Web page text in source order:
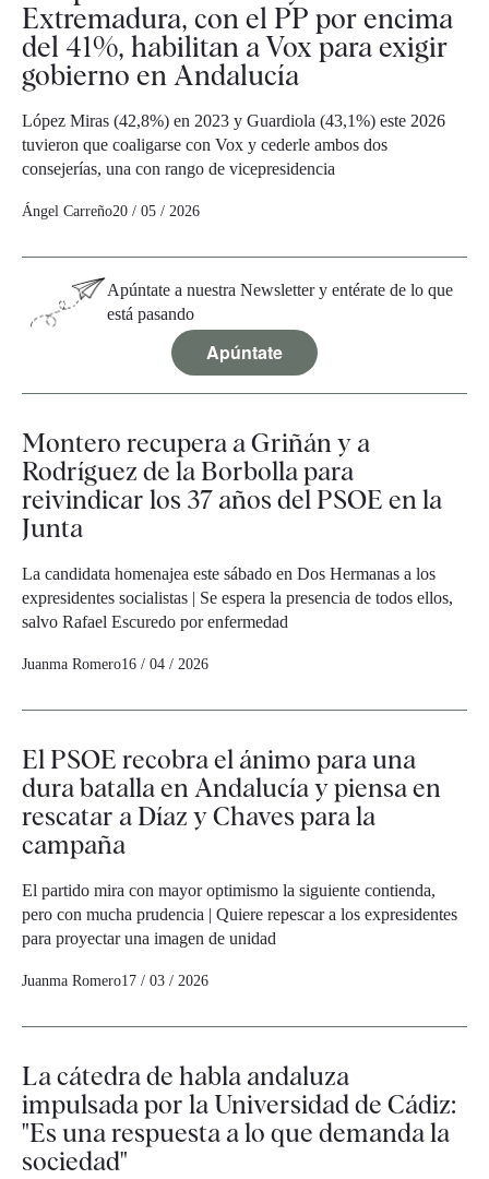
Extremadura, con el PP por encima
del 41%, habilitan a Vox para exigir
gobierno en Andalucía
López Miras (42,8%) en 2023 y Guardiola (43,1%) este 2026
tuvieron que coaligarse con Vox y cederle ambos dos
consejerías, una con rango de vicepresidencia
Ángel Carreño20 / 05 / 2026
Apúntate a nuestra Newsletter y entérate de lo que
está pasando
Apúntate
Montero recupera a Griñán y a
Rodríguez de la Borbolla para
reivindicar los 37 años del PSOE en la
Junta
La candidata homenajea este sábado en Dos Hermanas a los
expresidentes socialistas | Se espera la presencia de todos ellos,
salvo Rafael Escuredo por enfermedad
Juanma Romero16 / 04 / 2026
El PSOE recobra el ánimo para una
dura batalla en Andalucía y piensa en
rescatar a Díaz y Chaves para la
campaña
El partido mira con mayor optimismo la siguiente contienda,
pero con mucha prudencia | Quiere repescar a los expresidentes
para proyectar una imagen de unidad
Juanma Romero17 / 03 / 2026
La cátedra de habla andaluza
impulsada por la Universidad de Cádiz:
"Es una respuesta a lo que demanda la
sociedad"